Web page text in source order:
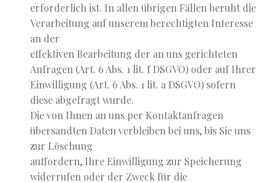
erforderlich ist. In allen übrigen Fällen beruht die
Verarbeitung auf unserem berechtigten Interesse
an der
effektiven Bearbeitung der an uns gerichteten
Anfragen (Art. 6 Abs. 1 lit. f DSGVO) oder auf Ihrer
Einwilligung (Art. 6 Abs. 1 lit. a DSGVO) sofern
diese abgefragt wurde.
Die von Ihnen an uns per Kontaktanfragen
übersandten Daten verbleiben bei uns, bis Sie uns
zur Löschung
auffordern, Ihre Einwilligung zur Speicherung
widerrufen oder der Zweck für die